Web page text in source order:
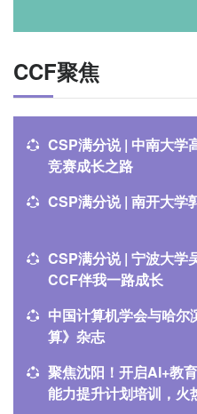
CCF聚焦
CSP满分说 | 中南大学
竞赛成长之路
CSP满分说 | 南开大学
CSP满分说 | 宁波大学
CCF伴我一路成长
中国计算机学会与哈
算》杂志
聚焦沈阳！开启AI+教
能力提升计划培训，火